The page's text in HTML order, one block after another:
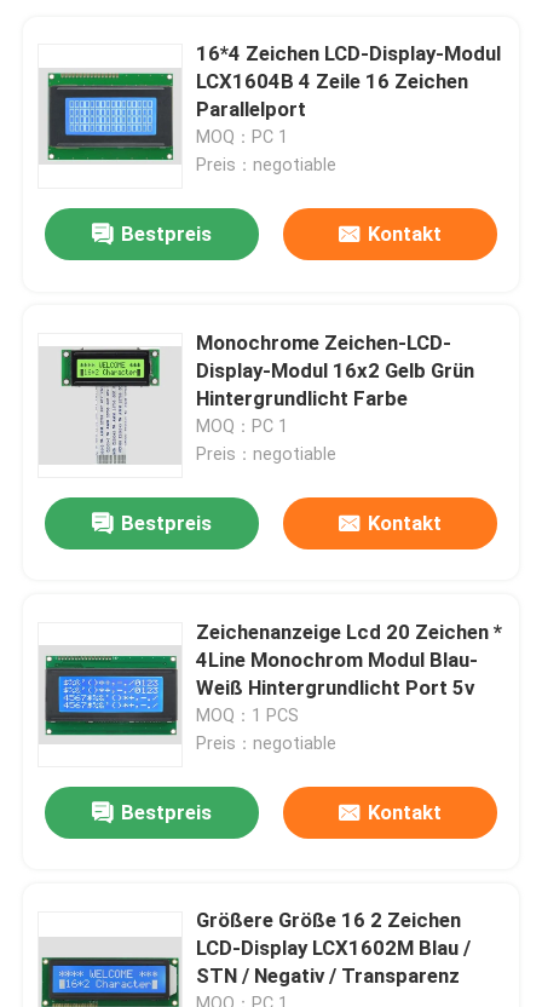
16*4 Zeichen LCD-Display-Modul
LCX1604B 4 Zeile 16 Zeichen
Parallelport
MOQ：PC 1
Preis：negotiable
Bestpreis Kontakt
Monochrome Zeichen-LCD-
Display-Modul 16x2 Gelb Grün
Hintergrundlicht Farbe
MOQ：PC 1
Preis：negotiable
Bestpreis Kontakt
Zeichenanzeige Lcd 20 Zeichen *
4Line Monochrom Modul Blau-
Weiß Hintergrundlicht Port 5v
MOQ：1 PCS
Preis：negotiable
Bestpreis Kontakt
Größere Größe 16 2 Zeichen
LCD-Display LCX1602M Blau /
STN / Negativ / Transparenz